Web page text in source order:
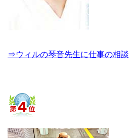
⇒ウィルの琴音先生に仕事の相談